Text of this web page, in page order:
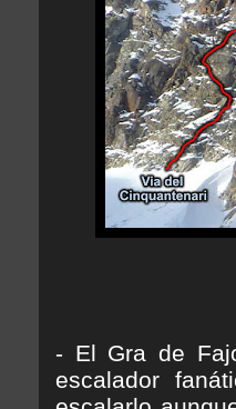
- El Gra de
escalador